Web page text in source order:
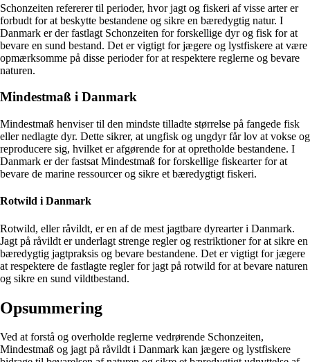
Schonzeiten refererer til perioder, hvor jagt og fiskeri af visse arter er
forbudt for at beskytte bestandene og sikre en bæredygtig natur. I
Danmark er der fastlagt Schonzeiten for forskellige dyr og fisk for at
bevare en sund bestand. Det er vigtigt for jægere og lystfiskere at være
opmærksomme på disse perioder for at respektere reglerne og bevare
naturen.
Mindestmaß i Danmark
Mindestmaß henviser til den mindste tilladte størrelse på fangede fisk
eller nedlagte dyr. Dette sikrer, at ungfisk og ungdyr får lov at vokse og
reproducere sig, hvilket er afgørende for at opretholde bestandene. I
Danmark er der fastsat Mindestmaß for forskellige fiskearter for at
bevare de marine ressourcer og sikre et bæredygtigt fiskeri.
Rotwild i Danmark
Rotwild, eller råvildt, er en af de mest jagtbare dyrearter i Danmark.
Jagt på råvildt er underlagt strenge regler og restriktioner for at sikre en
bæredygtig jagtpraksis og bevare bestandene. Det er vigtigt for jægere
at respektere de fastlagte regler for jagt på rotwild for at bevare naturen
og sikre en sund vildtbestand.
Opsummering
Ved at forstå og overholde reglerne vedrørende Schonzeiten,
Mindestmaß og jagt på råvildt i Danmark kan jægere og lystfiskere